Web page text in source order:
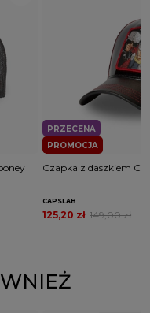
PROMOCJA
PRZECENA
Czapka z daszkiem
CAPSLAB
149,00 zł
125,20 zł